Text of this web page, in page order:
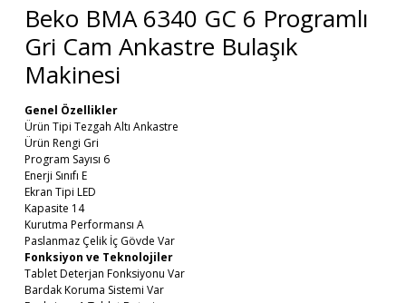
Beko BMA 6340 GC 6 Programlı
Gri Cam Ankastre Bulaşık
Makinesi
Genel Özellikler
Ürün Tipi Tezgah Altı Ankastre
Ürün Rengi Gri
Program Sayısı 6
Enerji Sınıfı E
Ekran Tipi LED
Kapasite 14
Kurutma Performansı A
Paslanmaz Çelik İç Gövde Var
Fonksiyon ve Teknolojiler
Tablet Deterjan Fonksiyonu Var
Bardak Koruma Sistemi Var